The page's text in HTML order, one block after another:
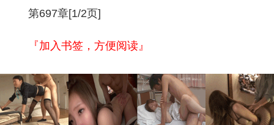
第697章[1/2页]
『加入书签，方便阅读』